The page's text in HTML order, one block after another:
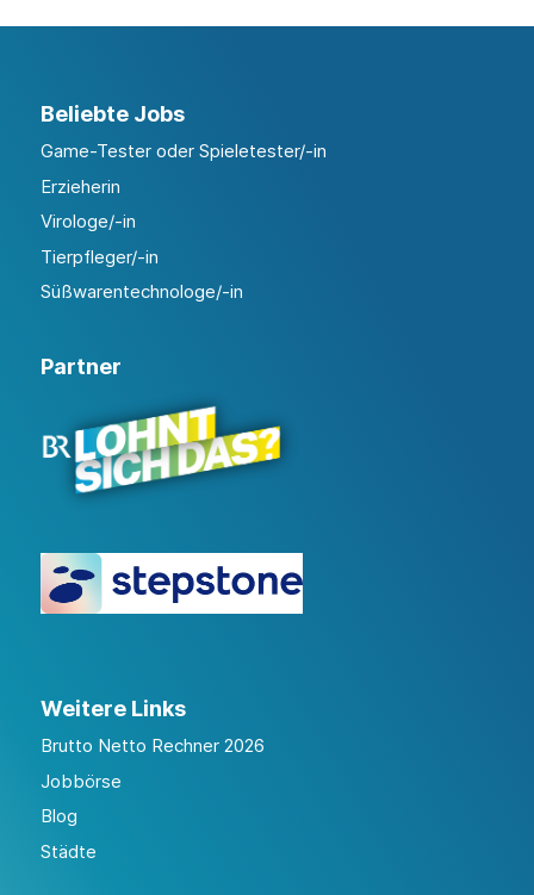
Beliebte Jobs
Game-Tester oder Spieletester/-in
Erzieherin
Virologe/-in
Tierpfleger/-in
Süßwarentechnologe/-in
Partner
Weitere Links
Brutto Netto Rechner 2026
Jobbörse
Blog
Städte